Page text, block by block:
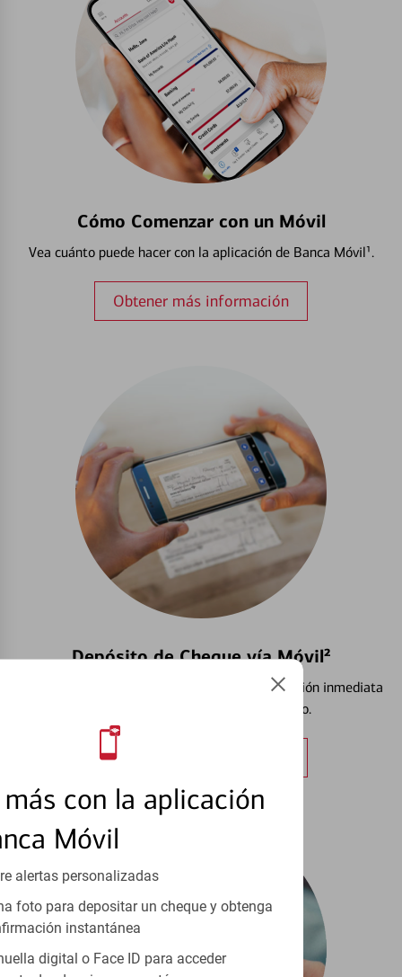
con la aplicación
Móvil
alertas personalizadas
foto para depositar un cheque y obtenga
instantánea
digital o Face ID para acceder
Cómo Comenzar con un Móvil
Vea cuánto puede hacer con la aplicación de Banca Móvil¹.
Obtener más información
Depósito de Cheque vía Móvil²
Vea cómo depositar cheques y recibir confirmación inmediata
de que el cheque se está procesando.
Obtener más información